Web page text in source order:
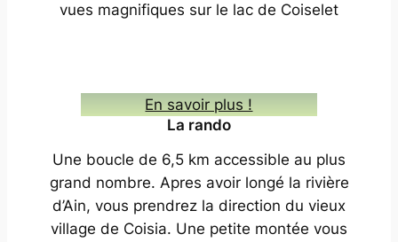
vues magnifiques sur le lac de Coiselet
En savoir plus !
La rando
Une boucle de 6,5 km accessible au plus
grand nombre. Apres avoir longé la rivière
d’Ain, vous prendrez la direction du vieux
village de Coisia. Une petite montée vous